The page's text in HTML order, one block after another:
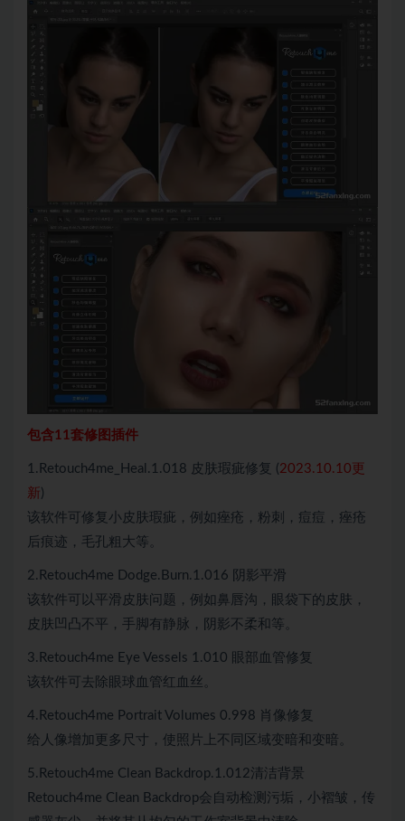
包含11套修图插件
1.Retouch4me_Heal.1.018 皮肤瑕疵修复 (2023.10.10更
新 )
该软件可修复小皮肤瑕疵，例如痤疮，粉刺，痘痘，痤疮
后痕迹，毛孔粗大等。
2.Retouch4me Dodge.Burn.1.016 阴影平滑
该软件可以平滑皮肤问题，例如鼻唇沟，眼袋下的皮肤，
皮肤凹凸不平，手脚有静脉，阴影不柔和等。
3.Retouch4me Eye Vessels 1.010 眼部血管修复
该软件可去除眼球血管红血丝。
4.Retouch4me Portrait Volumes 0.998 肖像修复
给人像增加更多尺寸，使照片上不同区域变暗和变暗。
5.Retouch4me Clean Backdrop.1.012清洁背景
Retouch4me Clean Backdrop会自动检测污垢，小褶皱，传